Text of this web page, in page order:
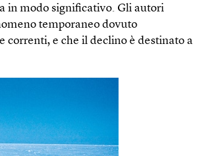
in modo significativo. Gli autori
temporaneo dovuto
e che il declino è destinato a